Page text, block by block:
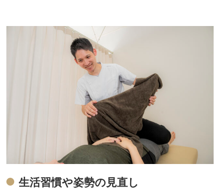
生活習慣や姿勢の見直し